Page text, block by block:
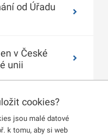
cookies?
jsou malé datové
k tomu, aby si web
od Úřadu
v České
unii